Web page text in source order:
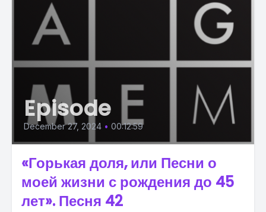
Episode
December 27, 2024 • 00:12:59
«Горькая доля, или Песни о
моей жизни с рождения до 45
лет». Песня 42